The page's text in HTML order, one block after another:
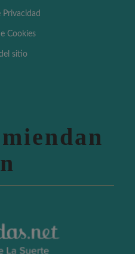
Privacidad
Cookies
sitio